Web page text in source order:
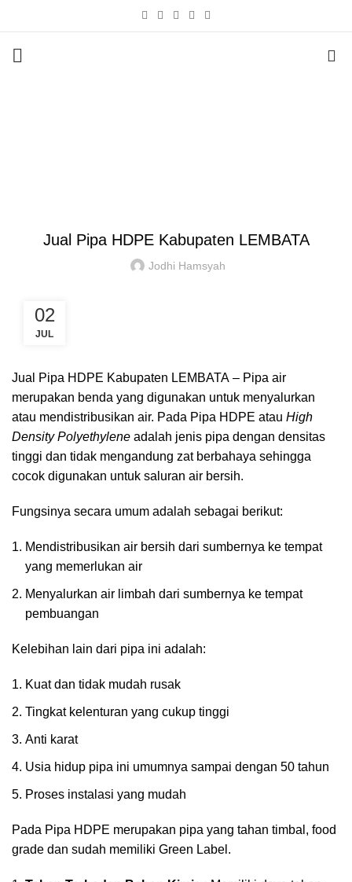
Jual Pipa HDPE Kabupaten LEMBATA
Jodhi Hamsyah
02
JUL
Jual Pipa HDPE Kabupaten LEMBATA – Pipa air
merupakan benda yang digunakan untuk menyalurkan
atau mendistribusikan air. Pada Pipa HDPE atau High
Density Polyethylene adalah jenis pipa dengan densitas
tinggi dan tidak mengandung zat berbahaya sehingga
cocok digunakan untuk saluran air bersih.
Fungsinya secara umum adalah sebagai berikut:
Mendistribusikan air bersih dari sumbernya ke tempat
yang memerlukan air
Menyalurkan air limbah dari sumbernya ke tempat
pembuangan
Kelebihan lain dari pipa ini adalah:
Kuat dan tidak mudah rusak
Tingkat kelenturan yang cukup tinggi
Anti karat
Usia hidup pipa ini umumnya sampai dengan 50 tahun
Proses instalasi yang mudah
Pada Pipa HDPE merupakan pipa yang tahan timbal, food
grade dan sudah memiliki Green Label.